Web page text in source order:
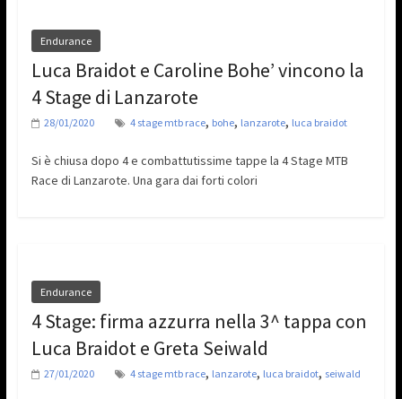
Endurance
Luca Braidot e Caroline Bohe’ vincono la
4 Stage di Lanzarote
28/01/2020 4 stage mtb race, bohe, lanzarote, luca braidot
Si è chiusa dopo 4 e combattutissime tappe la 4 Stage MTB
Race di Lanzarote. Una gara dai forti colori
Endurance
4 Stage: firma azzurra nella 3^ tappa con
Luca Braidot e Greta Seiwald
27/01/2020 4 stage mtb race, lanzarote, luca braidot, seiwald